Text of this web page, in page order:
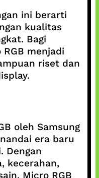
ini berarti
kualitas
Bagi
menjadi
riset dan
oleh Samsung
era baru
Dengan
kecerahan,
Micro RGB